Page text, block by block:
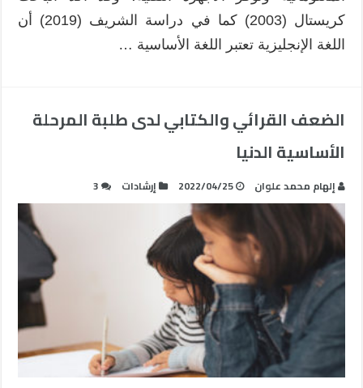
كريستال (2003) كما في دراسة الشريف (2019) أن
اللغة الإنجليزية تعتبر اللغة الأساسية …
الضعف القرائي والكتابي لدى طلبة المرحلة
الأساسية الدنيا
إلهام محمد علوان 2022/04/25 إرشادات 3